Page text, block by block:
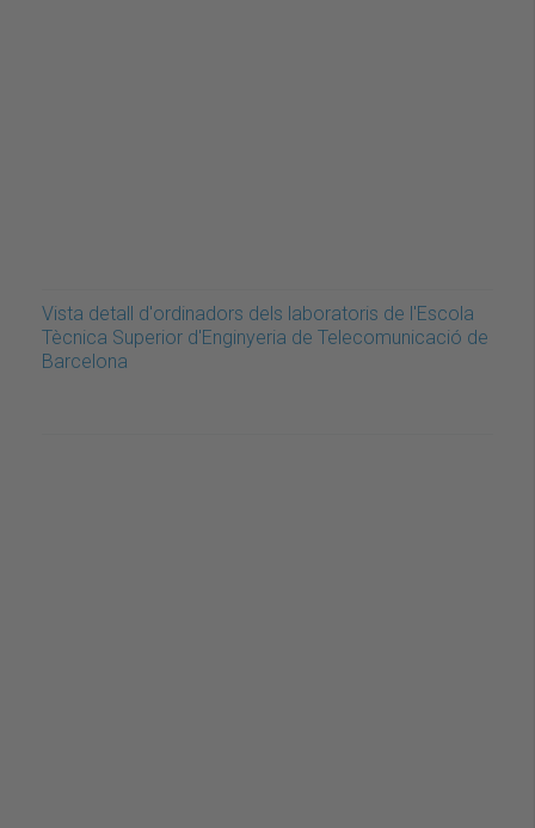
Vista detall d'ordinadors dels laboratoris de l'Escola
Tècnica Superior d'Enginyeria de Telecomunicació de
Barcelona